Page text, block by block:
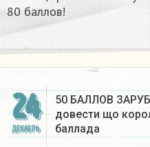
80 баллов!
24
ДЕКАБРЬ
50 БАЛЛОВ
довести що
баллада